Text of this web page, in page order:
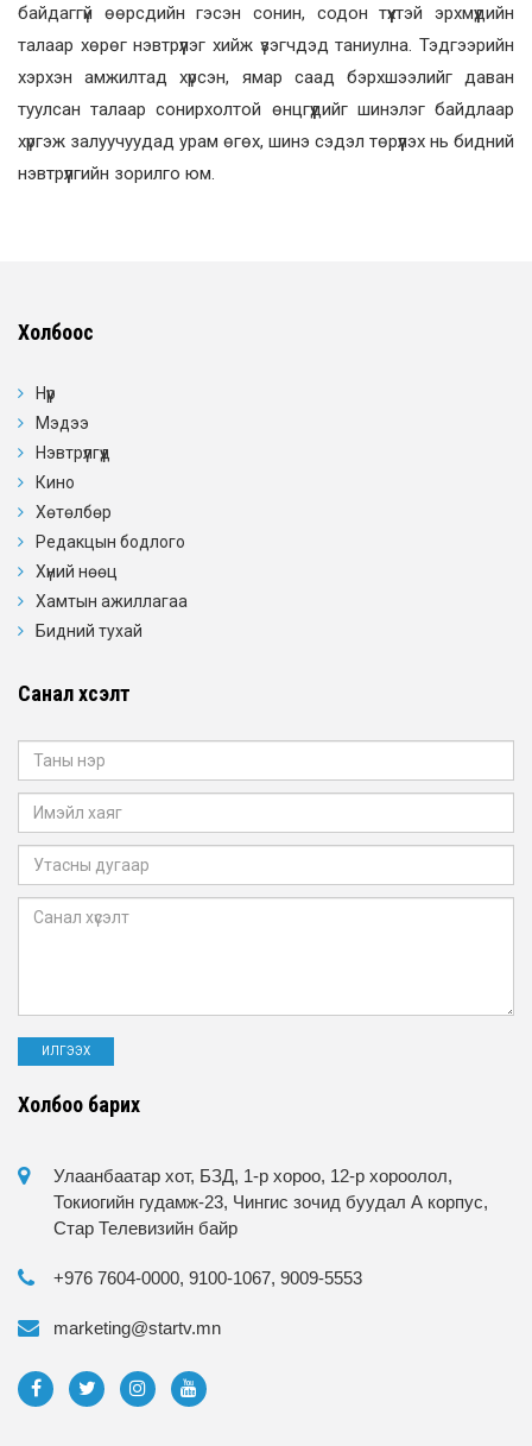
байдаггүй өөрсдийн гэсэн сонин, содон түүхтэй эрхмүүдийн
талаар хөрөг нэвтрүүлэг хийж үзэгчдэд таниулна. Тэдгээрийн
хэрхэн амжилтад хүрсэн, ямар саад бэрхшээлийг даван
туулсан талаар сонирхолтой өнцгүүдийг шинэлэг байдлаар
хүргэж залуучуудад урам өгөх, шинэ сэдэл төрүүлэх нь бидний
нэвтрүүлгийн зорилго юм.
Холбоос
Нүүр
Мэдээ
Нэвтрүүлгүүд
Кино
Хөтөлбөр
Редакцын бодлого
Хүний нөөц
Хамтын ажиллагаа
Бидний тухай
Санал хүсэлт
Холбоо барих
Улаанбаатар хот, БЗД, 1-р хороо, 12-р хороолол,
Токиогийн гудамж-23, Чингис зочид буудал А корпус,
Стар Телевизийн байр
+976 7604-0000, 9100-1067, 9009-5553
marketing@startv.mn